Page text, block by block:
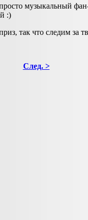
музыкальный
:)
так что следим за
След. >